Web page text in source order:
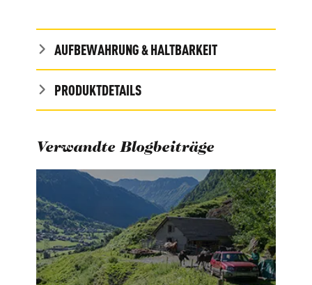
AUFBEWAHRUNG & HALTBARKEIT
PRODUKTDETAILS
Verwandte Blogbeiträge